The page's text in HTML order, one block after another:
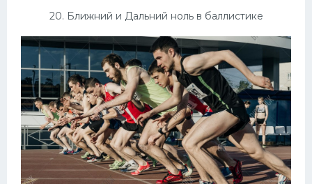
20. Ближний и Дальний ноль в баллистике